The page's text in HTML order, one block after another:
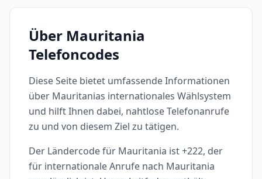
Über Mauritania
Telefoncodes
Diese Seite bietet umfassende Informationen
über Mauritanias internationales Wählsystem
und hilft Ihnen dabei, nahtlose Telefonanrufe
zu und von diesem Ziel zu tätigen.
Der Ländercode für Mauritania ist +222, der
für internationale Anrufe nach Mauritania